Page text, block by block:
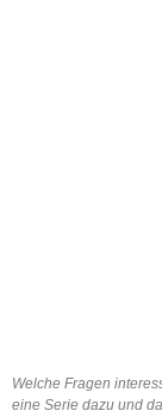
Welche Fragen
eine Serie dazu und